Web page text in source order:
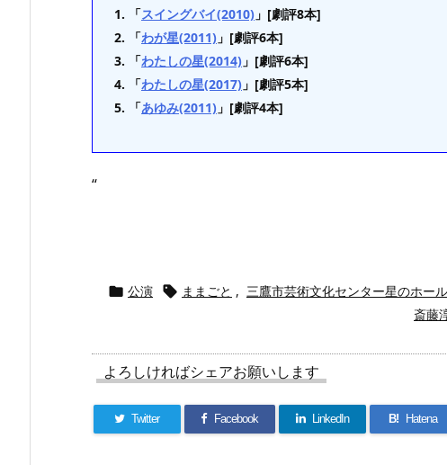
「スイングバイ(2010) 」[劇評8本]
「わが星(2011) 」[劇評6本]
「わたしの星(2014) 」[劇評6本]
「わたしの星(2017) 」[劇評5本]
「あゆみ(2011) 」[劇評4本]
“
 公演  ままごと , 三鷹市芸術文化センター星のホール
斎藤
よろしければシェアお願いします
Twitter Facebook LinkedIn B! Hatena